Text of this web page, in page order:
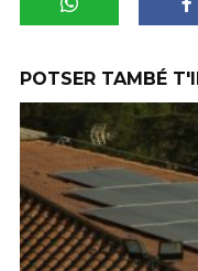
POTSER TAMBÉ